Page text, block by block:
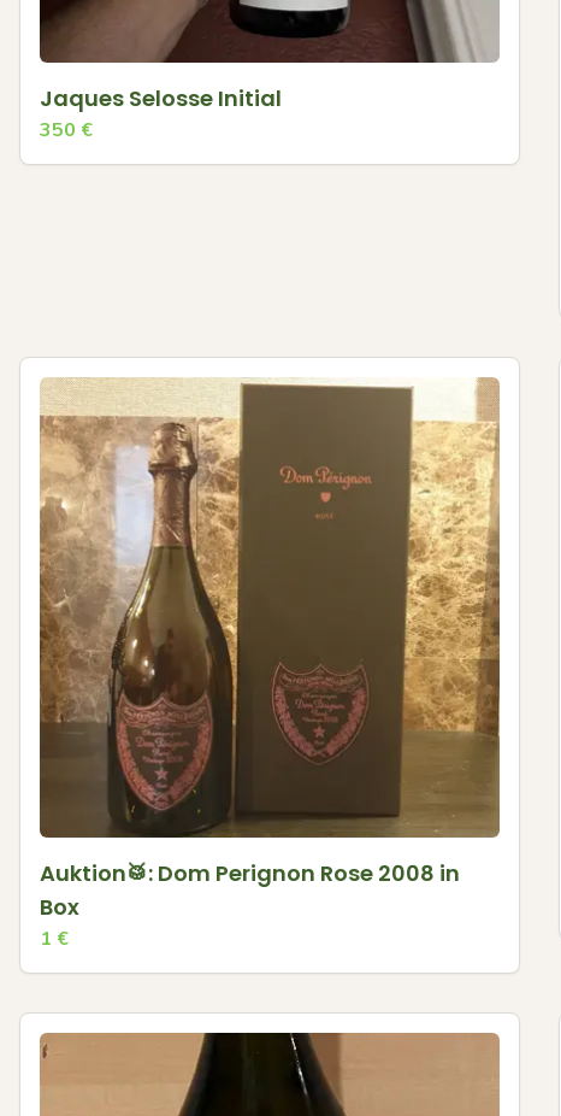
Jaques Selosse Initial
350 €
Auktion🥁: Dom Perignon Rose 2008 in
Box
1 €